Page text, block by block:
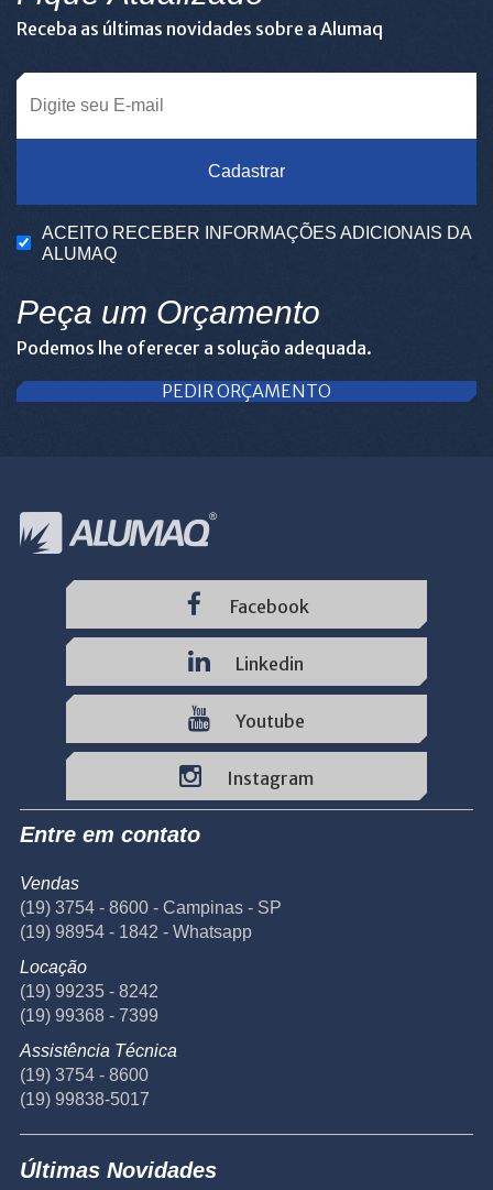
Receba as últimas novidades sobre a Alumaq
Cadastrar
ACEITO RECEBER INFORMAÇÕES ADICIONAIS DA
ALUMAQ
Peça um Orçamento
Podemos lhe oferecer a solução adequada.
PEDIR ORÇAMENTO
Facebook
Linkedin
Youtube
Instagram
Entre em contato
Vendas
(19) 3754 - 8600 - Campinas - SP
(19) 98954 - 1842 - Whatsapp
Locação
(19) 99235 - 8242
(19) 99368 - 7399
Assistência Técnica
(19) 3754 - 8600
(19) 99838-5017
Últimas Novidades